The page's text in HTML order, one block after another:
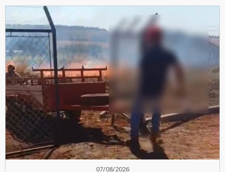
07/08/2026